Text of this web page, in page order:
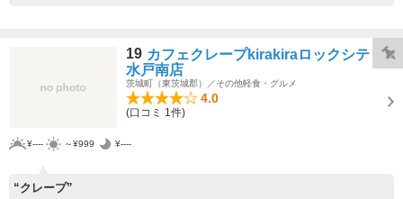
19 カフェクレープkirakiraロックシティ
水戸南店
茨城町（東茨城郡）／その他軽食・グルメ
4.0
(口コミ 1件)
¥---- ～¥999 ¥----
“クレープ”